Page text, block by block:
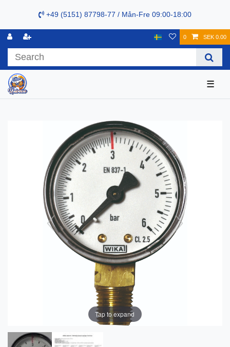
+49 (5151) 87798-77 / Mån-Fre 09:00-18:00
0 SEK 0.00
☰
Tap to expand